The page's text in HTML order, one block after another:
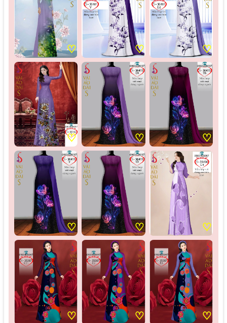
♡ ♡ ♡
♡ ♡ ♡
♡ ♡ ♡
♡ ♡ ♡